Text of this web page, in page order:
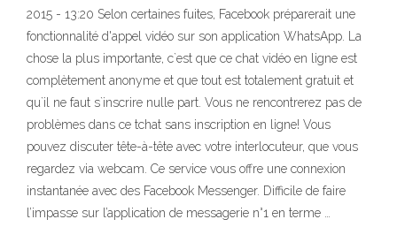
2015 - 13:20 Selon certaines fuites, Facebook préparerait une
fonctionnalité d'appel vidéo sur son application WhatsApp. La
chose la plus importante, c`est que ce chat vidéo en ligne est
complètement anonyme et que tout est totalement gratuit et
qu`il ne faut s`inscrire nulle part. Vous ne rencontrerez pas de
problèmes dans ce tchat sans inscription en ligne! Vous
pouvez discuter tête-à-tête avec votre interlocuteur, que vous
regardez via webcam. Ce service vous offre une connexion
instantanée avec des Facebook Messenger. Difficile de faire
l’impasse sur l’application de messagerie n°1 en terme …